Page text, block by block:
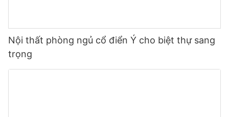
Nội thất phòng ngủ cổ điển Ý cho biệt thự sang
trọng